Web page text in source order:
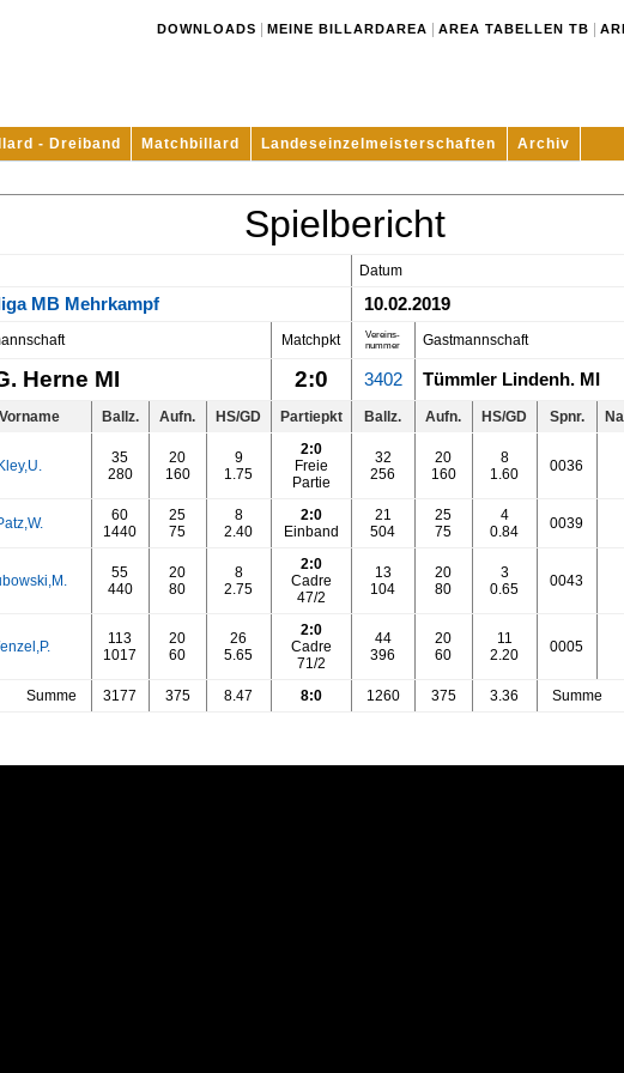
DOWNLOADS MEINE BILLARDAREA AREA TABELLEN TB
- Dreiband Matchbillard Landeseinzelmeisterschaften Archiv
Spielbericht
Datum
MB Mehrkampf 10.02.2019
Matchpkt
Vereins-
nummer
Gastmannschaft
Herne MI 2:0 3402 Tümmler Lindenh. MI
Ballz. Aufn. HS/GD Partiepkt Ballz. Aufn. HS/GD Spnr.
35
280
20
160
9
1.75
2:0
Freie
Partie
32
256
20
160
8
1.60
0036
60
1440
25
75
8
2.40
2:0
Einband
21
504
25
75
4
0.84
0039
55
440
20
80
8
2.75
2:0
Cadre
47/2
13
104
20
80
3
0.65
0043
113
1017
20
60
26
5.65
2:0
Cadre
71/2
44
396
20
60
11
2.20
0005
Summe 3177 375 8.47 8:0 1260 375 3.36 Summe